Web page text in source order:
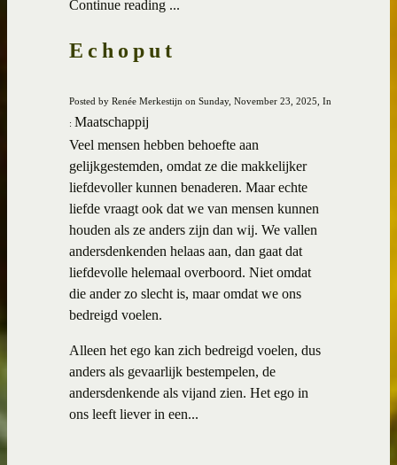
Continue reading ...
Echoput
Posted by Renée Merkestijn on Sunday, November 23, 2025, In
: Maatschappij
Veel mensen hebben behoefte aan
gelijkgestemden, omdat ze die makkelijker
liefdevoller kunnen benaderen. Maar echte
liefde vraagt ook dat we van mensen kunnen
houden als ze anders zijn dan wij. We vallen
andersdenkenden helaas aan, dan gaat dat
liefdevolle helemaal overboord. Niet omdat
die ander zo slecht is, maar omdat we ons
bedreigd voelen.
Alleen het ego kan zich bedreigd voelen, dus
anders als gevaarlijk bestempelen, de
andersdenkende als vijand zien. Het ego in
ons leeft liever in een...